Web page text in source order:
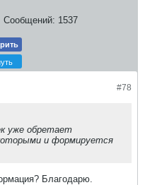
Сообщений: 1537
#78
уже обретает
и формируется
Благодарю.